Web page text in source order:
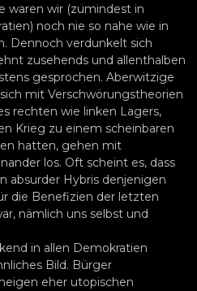
waren wir (zumindest in
noch nie so nahe wie in
Dennoch verdunkelt sich
zusehends und allenthalben
gesprochen. Aberwitzige
mit Verschwörungstheorien
rechten wie linken Lagers,
Krieg zu einem scheinbaren
hatten, gehen mit
los. Oft scheint es, dass
absurder Hybris denjenigen
die Benefizien der letzten
nämlich uns selbst und
in allen Demokratien
Bild. Bürger
eher utopischen